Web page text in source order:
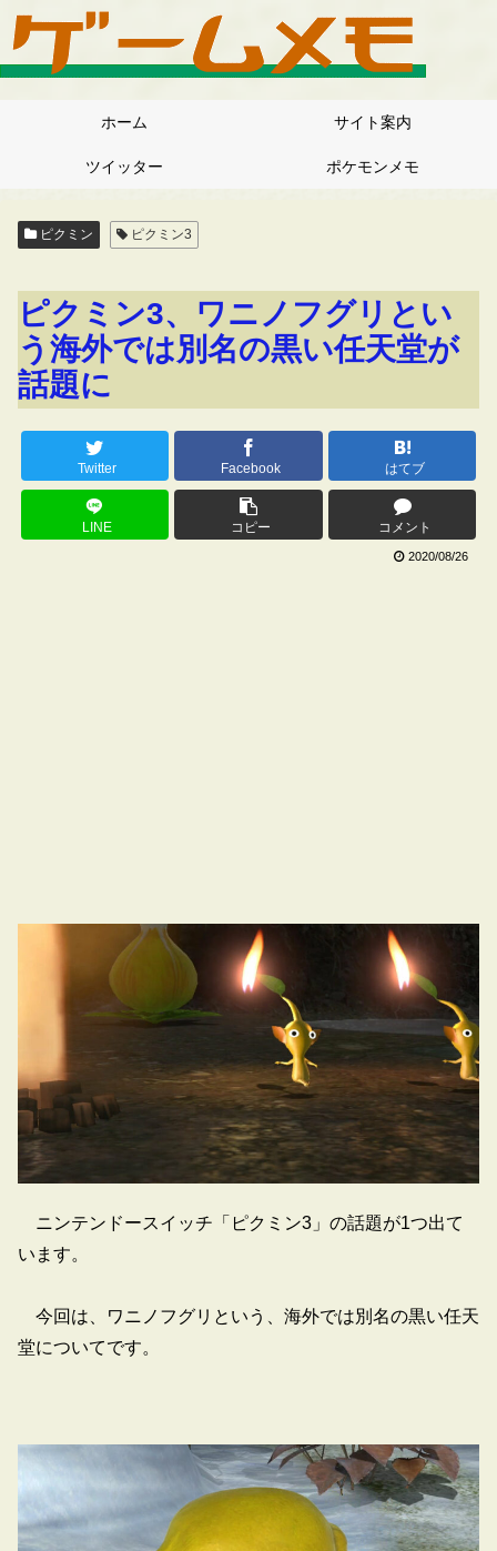
ホーム サイト案内
ツイッター ポケモンメモ
ピクミン ピクミン3
ピクミン3、ワニノフグリとい
う海外では別名の黒い任天堂が
話題に
Twitter Facebook はてブ
LINE コピー コメント
2020/08/26
ニンテンドースイッチ「ピクミン3」の話題が1つ出て
います。
今回は、ワニノフグリという、海外では別名の黒い任天
堂についてです。